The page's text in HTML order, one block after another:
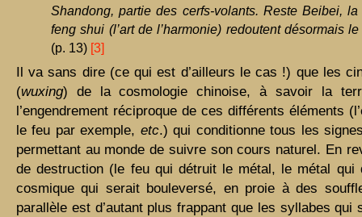
Shandong, partie des cerfs-volants. Reste Beibei,
feng shui (l’art de l’harmonie) redoutent désormais
(p. 13) [3]
Il va sans dire (ce qui est d’ailleurs le cas !) que les
(wuxing) de la cosmologie chinoise, à savoir la
l’engendrement réciproque de ces différents éléments
le feu par exemple, etc.) qui conditionne tous les
permettant au monde de suivre son cours naturel. En
de destruction (le feu qui détruit le métal, le métal qui
cosmique qui serait bouleversé, en proie à des
parallèle est d’autant plus frappant que les syllabes